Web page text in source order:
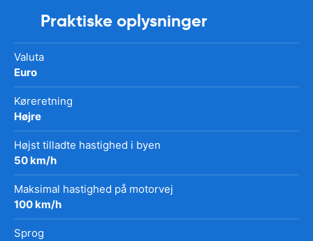
Praktiske oplysninger
Valuta
Euro
Køreretning
Højre
Højst tilladte hastighed i byen
50 km/h
Maksimal hastighed på motorvej
100 km/h
Sprog